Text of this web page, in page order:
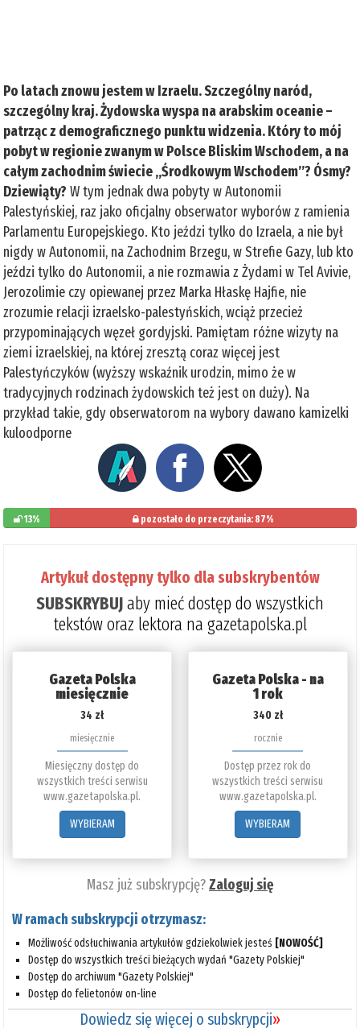
Po latach znowu jestem w Izraelu. Szczególny naród,
szczególny kraj. Żydowska wyspa na arabskim oceanie –
patrząc z demograficznego punktu widzenia. Który to mój
pobyt w regionie zwanym w Polsce Bliskim Wschodem, a na
całym zachodnim świecie „Środkowym Wschodem”? Ósmy?
Dziewiąty? W tym jednak dwa pobyty w Autonomii
Palestyńskiej, raz jako oficjalny obserwator wyborów z ramienia
Parlamentu Europejskiego. Kto jeździ tylko do Izraela, a nie był
nigdy w Autonomii, na Zachodnim Brzegu, w Strefie Gazy, lub kto
jeździ tylko do Autonomii, a nie rozmawia z Żydami w Tel Avivie,
Jerozolimie czy opiewanej przez Marka Hłaskę Hajfie, nie
zrozumie relacji izraelsko-palestyńskich, wciąż przecież
przypominających węzeł gordyjski. Pamiętam różne wizyty na
ziemi izraelskiej, na której zresztą coraz więcej jest
Palestyńczyków (wyższy wskaźnik urodzin, mimo że w
tradycyjnych rodzinach żydowskich też jest on duży). Na
przykład takie, gdy obserwatorom na wybory dawano kamizelki
kuloodporne
13% pozostało do przeczytania: 87%
Artykuł dostępny tylko dla subskrybentów
SUBSKRYBUJaby mieć dostęp do wszystkich
tekstów oraz lektora na gazetapolska.pl
Gazeta Polska
miesięcznie
34 zł
miesięcznie
Miesięczny dostęp do
wszystkich treści serwisu
www.gazetapolska.pl.
WYBIERAM
Gazeta Polska - na
1 rok
340 zł
rocznie
Dostęp przez rok do
wszystkich treści serwisu
www.gazetapolska.pl.
WYBIERAM
Masz już subskrypcję?Zaloguj się
W ramach subskrypcji otrzymasz:
Możliwość odsłuchiwania artykułów gdziekolwiek jesteś [NOWOŚĆ]
Dostęp do wszystkich treści bieżących wydań "Gazety Polskiej"
Dostęp do archiwum "Gazety Polskiej"
Dostęp do felietonów on-line
Dowiedz się więcej o subskrypcji»